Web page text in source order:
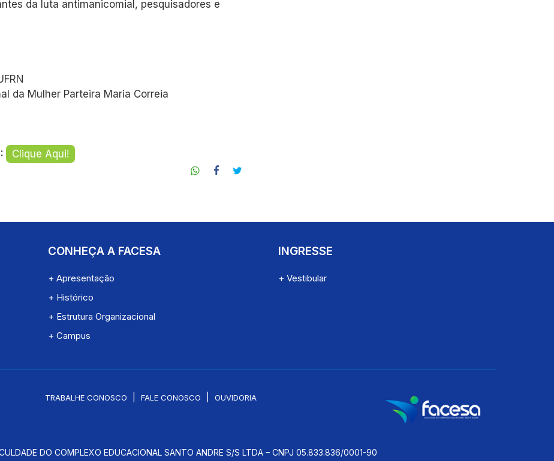
da luta antimanicomial, pesquisadores e
da Mulher Parteira Maria Correia
Clique Aqui!
CONHEÇA A FACESA
+ Apresentação
+ Histórico
+ Estrutura Organizacional
+ Campus
INGRESSE
+ Vestibular
TRABALHE CONOSCO FALE CONOSCO OUVIDORIA
DO COMPLEXO EDUCACIONAL SANTO ANDRE S/S LTDA – CNPJ 05.833.836/0001-90